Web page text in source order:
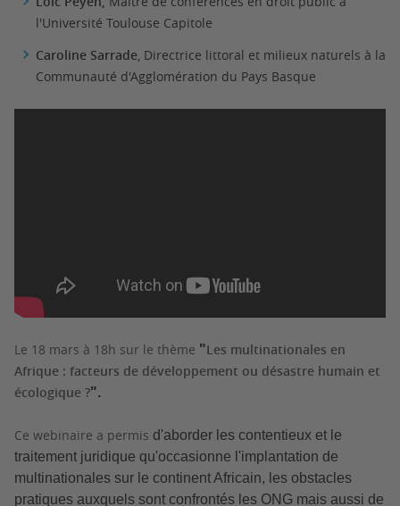
l'Université Toulouse Capitole
Caroline Sarrade, Directrice littoral et milieux naturels à la
Communauté d'Agglomération du Pays Basque
Le 18 mars à 18h sur le thème "Les multinationales en
Afrique : facteurs de développement ou désastre humain et
écologique ?".
Ce webinaire a permis d'aborder les contentieux et le
traitement juridique qu'occasionne l'implantation de
multinationales sur le continent Africain, les obstacles
pratiques auxquels sont confrontés les ONG mais aussi de